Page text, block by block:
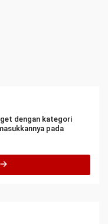
dengan kategori
pada